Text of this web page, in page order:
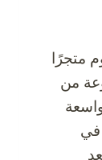
متجرًا
من
في